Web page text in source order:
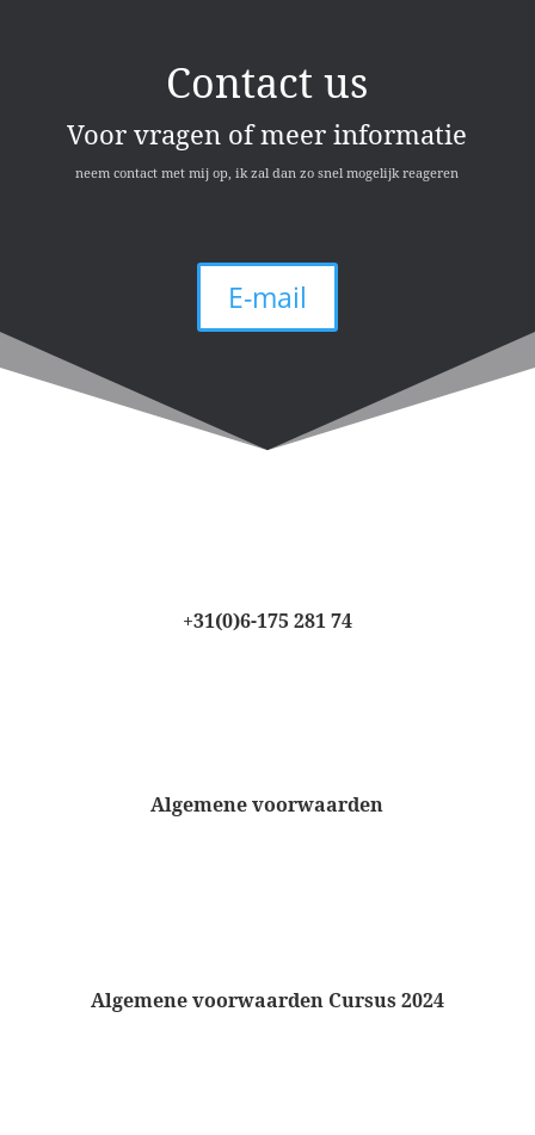
Contact us
Voor vragen of meer informatie
neem contact met mij op, ik zal dan zo snel mogelijk reageren
E-mail
+31(0)6-175 281 74
Algemene voorwaarden
Algemene voorwaarden Cursus 2024